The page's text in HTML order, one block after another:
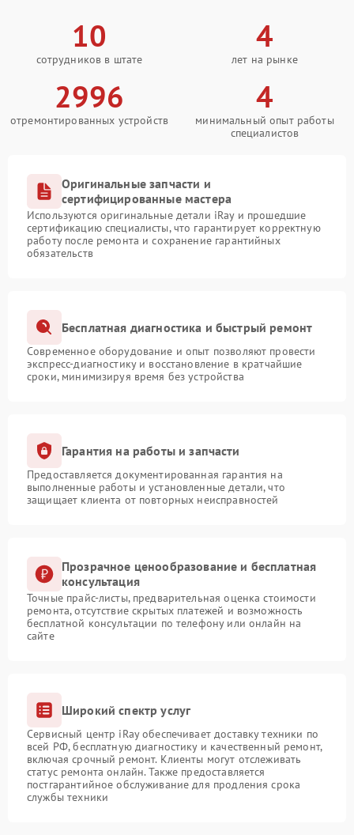
10
сотрудников в штате
4
лет на рынке
2996
отремонтированных устройств
4
минимальный опыт работы
специалистов
Оригинальные запчасти и
сертифицированные мастера
Используются оригинальные детали iRay и прошедшие
сертификацию специалисты, что гарантирует корректную
работу после ремонта и сохранение гарантийных
обязательств
Бесплатная диагностика и быстрый ремонт
Современное оборудование и опыт позволяют провести
экспресс-диагностику и восстановление в кратчайшие
сроки, минимизируя время без устройства
Гарантия на работы и запчасти
Предоставляется документированная гарантия на
выполненные работы и установленные детали, что
защищает клиента от повторных неисправностей
Прозрачное ценообразование и бесплатная
консультация
Точные прайс-листы, предварительная оценка стоимости
ремонта, отсутствие скрытых платежей и возможность
бесплатной консультации по телефону или онлайн на
сайте
Широкий спектр услуг
Сервисный центр iRay обеспечивает доставку техники по
всей РФ, бесплатную диагностику и качественный ремонт,
включая срочный ремонт. Клиенты могут отслеживать
статус ремонта онлайн. Также предоставляется
постгарантийное обслуживание для продления срока
службы техники